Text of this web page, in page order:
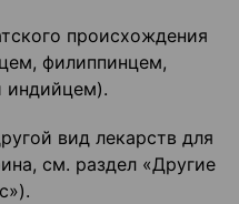
происхождения
филиппинцем,
индийцем).
вид лекарств для
см. раздел «Другие